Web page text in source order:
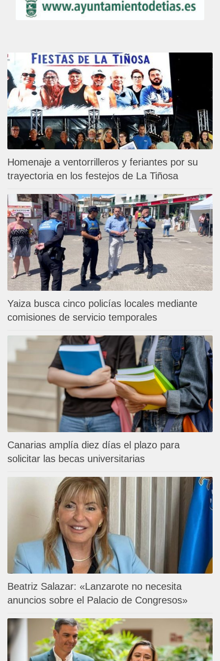
Homenaje a ventorrilleros y feriantes por su
trayectoria en los festejos de La Tiñosa
Yaiza busca cinco policías locales mediante
comisiones de servicio temporales
Canarias amplía diez días el plazo para
solicitar las becas universitarias
Beatriz Salazar: «Lanzarote no necesita
anuncios sobre el Palacio de Congresos»